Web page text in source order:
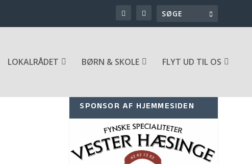
LOKALRÅDET BØRN & SKOLE FLYT UD TIL OS
SPONSOR AF HJEMMESIDEN